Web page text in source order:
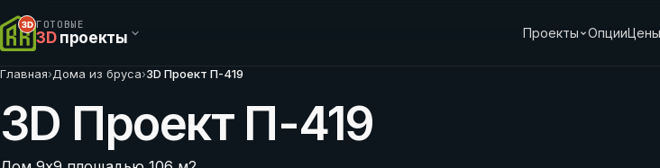
ГОТОВЫЕ
3Dпроекты Проекты Опции
Главная›Дома из бруса›3D Проект П-419
3D Проект П-419